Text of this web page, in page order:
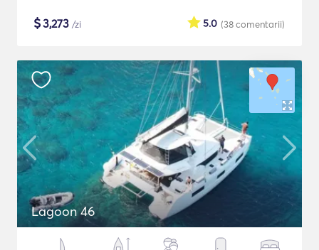
$3,273 /zi (38comentarii)
5.0
Lagoon 46